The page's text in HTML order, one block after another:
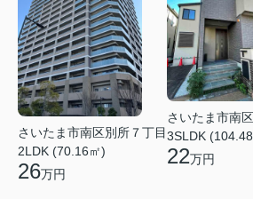
さいたま市南区別所７丁目
2LDK (70.16㎡)
26万円
さいたま市南
3SLDK
22万円